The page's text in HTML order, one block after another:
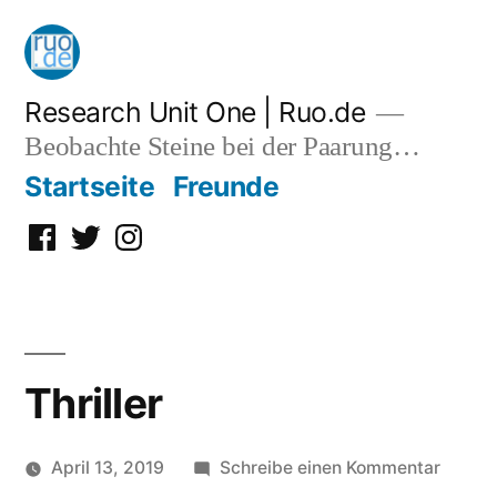
Zum
Inhalt
springen
Research Unit One | Ruo.de
Beobachte Steine bei der Paarung…
Startseite Freunde
Facebook
TwitterInstagram
Thriller
April 13, 2019 Schreibe einen Kommentarzu